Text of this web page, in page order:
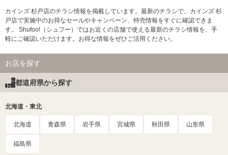
カインズ 杉戸店のチラシ情報を掲載しています。最新のチラシで、カインズ 杉
戸店で実施中のお得なセールやキャンペーン、特売情報をすぐに確認できま
す。 Shufoo!（シュフー）ではお近くの店舗で使える最新のチラシ情報を、手
軽にご確認いただけます。お得な情報をぜひご活用ください。
お店を探す
都道府県から探す
北海道・東北
北海道 青森県 岩手県 宮城県 秋田県 山形県
福島県